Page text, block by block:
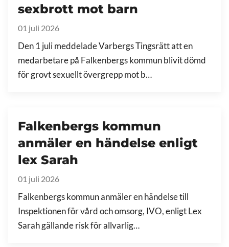
sexbrott mot barn
01 juli 2026
Den 1 juli meddelade Varbergs Tingsrätt att en
medarbetare på Falkenbergs kommun blivit dömd
för grovt sexuellt övergrepp mot b…
Falkenbergs kommun
anmäler en händelse enligt
lex Sarah
01 juli 2026
Falkenbergs kommun anmäler en händelse till
Inspektionen för vård och omsorg, IVO, enligt Lex
Sarah gällande risk för allvarlig…